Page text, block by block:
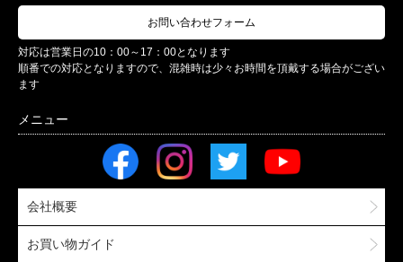
お問い合わせフォーム
対応は営業日の10：00～17：00となります
順番での対応となりますので、混雑時は少々お時間を頂戴する場合がござい
ます
会社概要
お買い物ガイド